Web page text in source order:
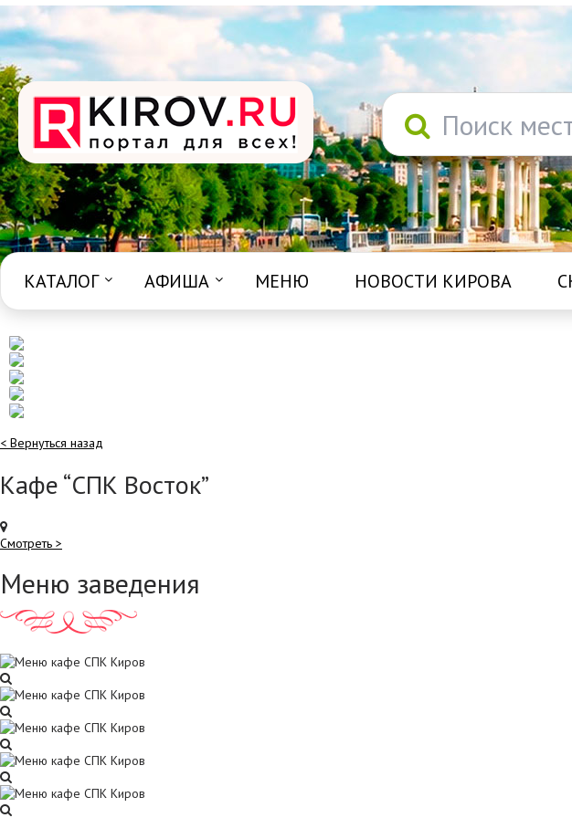
Поиск
КАТАЛОГ АФИША МЕНЮ НОВОСТИ КИРОВА
< Вернуться назад
Кафе “СПК Восток”
Смотреть >
Меню заведения